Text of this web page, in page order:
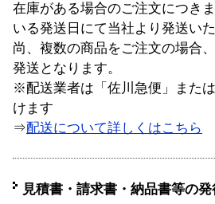
在庫がある場合のご注文につき
いる発送日にて当社より発送い
尚、複数の商品をご注文の場合
発送となります。
※配送業者は「佐川急便」また
けます
⇒配送について詳しくはこちら
見積書・請求書・納品書等の